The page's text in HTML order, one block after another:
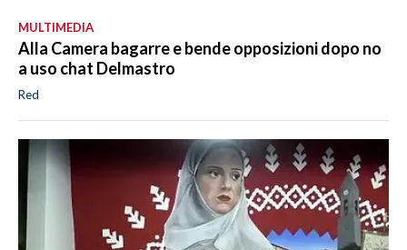
MULTIMEDIA
Alla Camera bagarre e bende opposizioni dopo no
a uso chat Delmastro
Red